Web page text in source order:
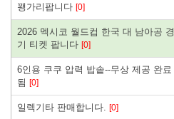
꽹가리팝니다 [0]
2026 멕시코 월드컵 한국 대 남아공 경
기 티켓 팝니다 [0]
6인용 쿠쿠 압력 밥솥--무상 제공 완료
됨 [0]
일렉기타 판매합니다. [0]